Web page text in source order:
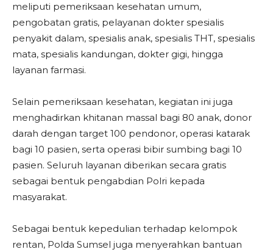
meliputi pemeriksaan kesehatan umum,
pengobatan gratis, pelayanan dokter spesialis
penyakit dalam, spesialis anak, spesialis THT, spesialis
mata, spesialis kandungan, dokter gigi, hingga
layanan farmasi.
Selain pemeriksaan kesehatan, kegiatan ini juga
menghadirkan khitanan massal bagi 80 anak, donor
darah dengan target 100 pendonor, operasi katarak
bagi 10 pasien, serta operasi bibir sumbing bagi 10
pasien. Seluruh layanan diberikan secara gratis
sebagai bentuk pengabdian Polri kepada
masyarakat.
Sebagai bentuk kepedulian terhadap kelompok
rentan, Polda Sumsel juga menyerahkan bantuan